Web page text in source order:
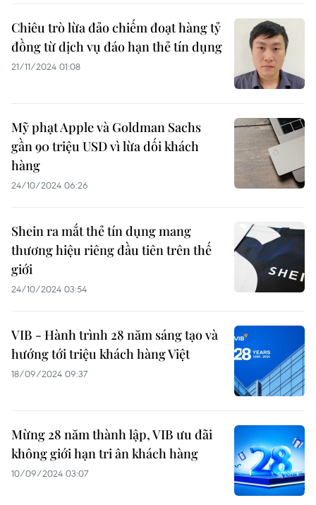
Chiêu trò lừa đảo chiếm đoạt hàng tỷ
đồng từ dịch vụ đáo hạn thẻ tín dụng
21/11/2024 01:08
Mỹ phạt Apple và Goldman Sachs
gần 90 triệu USD vì lừa dối khách
hàng
24/10/2024 06:26
Shein ra mắt thẻ tín dụng mang
thương hiệu riêng đầu tiên trên thế
giới
24/10/2024 03:54
VIB - Hành trình 28 năm sáng tạo và
hướng tới triệu khách hàng Việt
18/09/2024 09:37
Mừng 28 năm thành lập, VIB ưu đãi
không giới hạn tri ân khách hàng
10/09/2024 03:07